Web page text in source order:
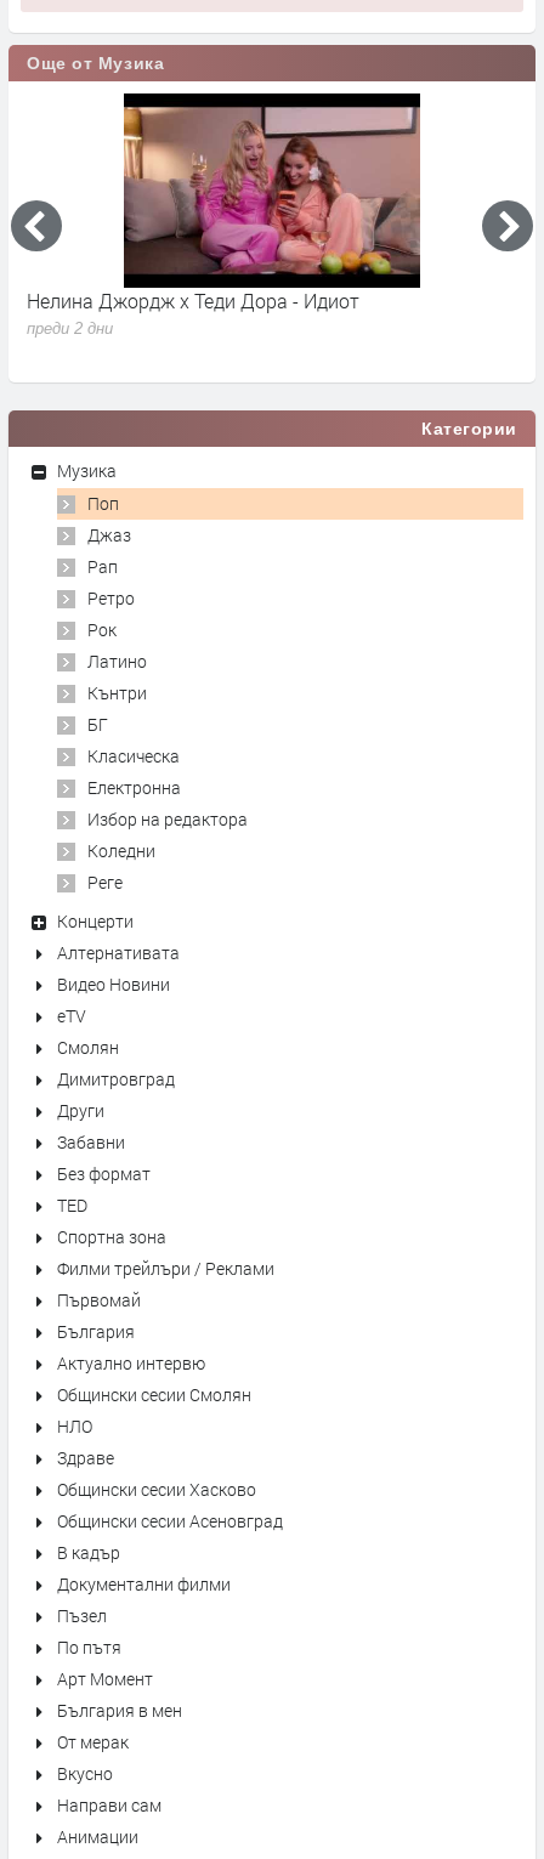
Още от Музика
Нелина Джордж x Теди Дора - Идиот
преди 2 дни
Категории
Музика
Поп
Джаз
Рап
Ретро
Рок
Латино
Кънтри
БГ
Класическа
Електронна
Избор на редактора
Коледни
Реге
Концерти
Алтернативата
Видео Новини
eTV
Смолян
Димитровград
Други
Забавни
Без формат
TED
Спортна зона
Филми трейлъри / Реклами
Първомай
България
Актуално интервю
Общински сесии Смолян
НЛО
Здраве
Общински сесии Хасково
Общински сесии Асеновград
В кадър
Документални филми
Пъзел
По пътя
Арт Момент
България в мен
От мерак
Вкусно
Направи сам
Анимации